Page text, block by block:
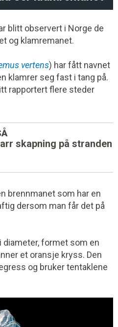
blitt observert i Norge de
og klamremanet.
vertens) har fått navnet
klamrer seg fast i tang på.
rapportert flere steder
skapning på stranden
brennmanet som har en
dersom man får det på
diameter, formet som en
et oransje kryss. Den
og bruker tentaklene